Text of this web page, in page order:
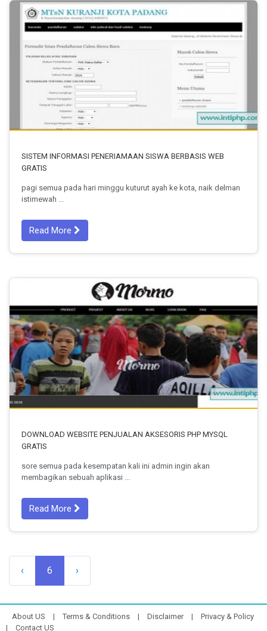
SISTEM INFORMASI PENERIAMAAN SISWA BERBASIS WEB
GRATIS
pagi semua pada hari minggu kuturut ayah ke kota, naik delman
istimewah ...
Read More
DOWNLOAD WEBSITE PENJUALAN AKSESORIS PHP MYSQL
GRATIS
sore semua pada kesempatan kali ini admin ingin akan
membagikan sebuah aplikasi ...
Read More
‹ 6 ›
About US | Terms & Conditions | Disclaimer |
Privacy & Policy
|
Contact US